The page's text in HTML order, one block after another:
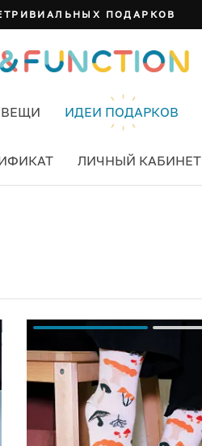
ПОДАРКОВ
ИДЕИ ПОДАРКОВ
ЛИЧНЫЙ КАБИНЕТ